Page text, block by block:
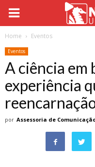
Home Eventos
Eventos
A ciência em
experiência
por Assessoria de